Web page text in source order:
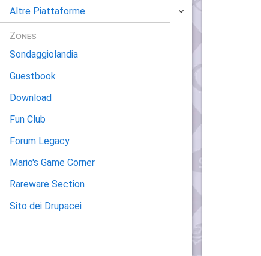
Altre Piattaforme
Zones
Sondaggiolandia
Guestbook
Download
Fun Club
Forum Legacy
Mario's Game Corner
Rareware Section
Sito dei Drupacei